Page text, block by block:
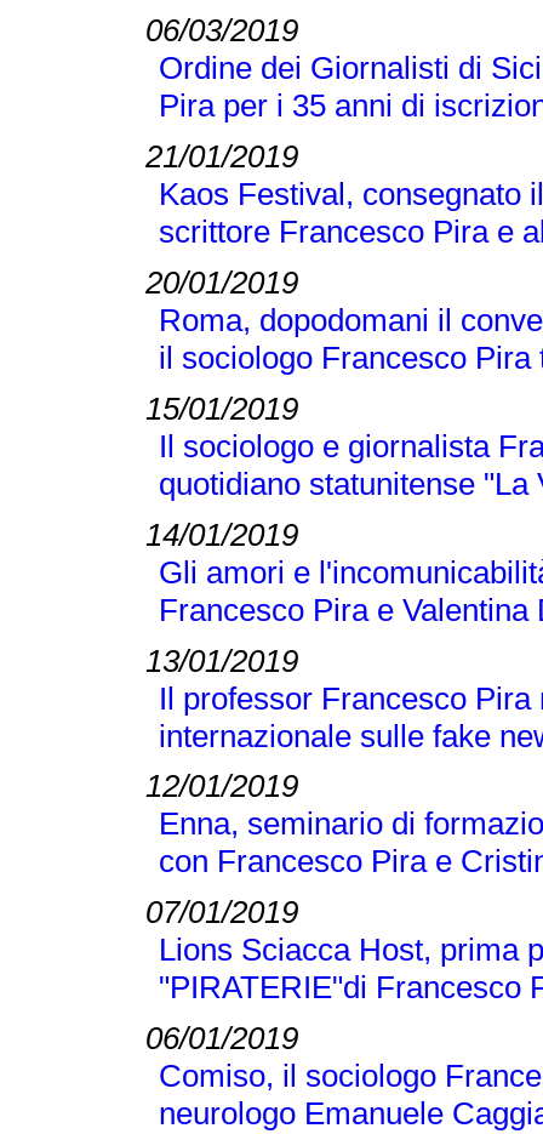
06/03/2019
Ordine dei Giornalisti di
Pira per i 35 anni di
21/01/2019
Kaos Festival, consegnato
scrittore Francesco Pira e
20/01/2019
Roma, dopodomani il
il sociologo Francesco Pira
15/01/2019
Il sociologo e giornalista
quotidiano statunitense "La
14/01/2019
Gli amori e
Francesco Pira e Valentina
13/01/2019
Il professor Francesco
internazionale sulle fake
12/01/2019
Enna, seminario di
con Francesco Pira e
07/01/2019
Lions Sciacca Host, prima
"PIRATERIE"di Francesco
06/01/2019
Comiso, il sociologo
neurologo Emanuele